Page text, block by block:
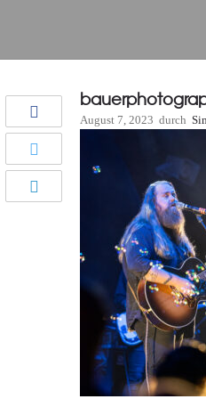
August 7, 2023 durch